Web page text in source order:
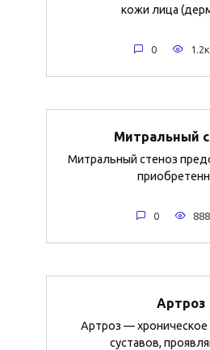
кожи лица
0 1.2к.
Митральный
Митральный стеноз
0 888
Артроз
Артроз — хроническое
суставов,